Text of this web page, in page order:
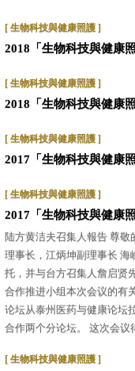
[ 生物科技與健康照護 ]
2018「生物科技與健康
[ 生物科技與健康照護 ]
2018「生物科技與健康
[ 生物科技與健康照護 ]
2017「生物科技與健康
[ 生物科技與健康照護 ]
2017「生物科技與健康
陆方黄洁夫召集人報告 尊敬
理事长，江炳坤副理事长
托，并与台方召集人詹启贤
合作推进小组本次会议的有
论坛从泰州医药与健康论坛
合作两个分论坛。 这次会议
[ 生物科技與健康照護 ]